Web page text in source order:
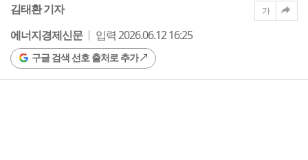
김태환 기자
에너지경제신문
입력 2026.06.12 16:25
구글 검색 선호 출처로 추가
가